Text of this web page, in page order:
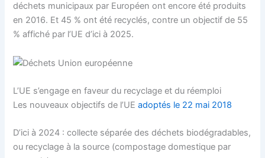
déchets municipaux par Européen ont encore été produits
en 2016. Et 45 % ont été recyclés, contre un objectif de 55
% affiché par l’UE d’ici à 2025.
L’UE s’engage en faveur du recyclage et du réemploi
Les nouveaux objectifs de l’UEadoptés le 22 mai 2018
D’ici à 2024 : collecte séparée des déchets biodégradables,
ou recyclage à la source (compostage domestique par